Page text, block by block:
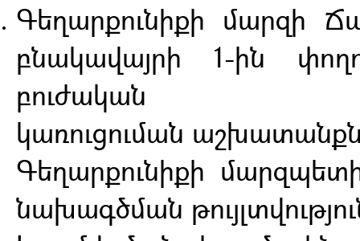
Գեղարքունիքի մարզի
բնակավայրի 1-ին
բուժական
կառուցուման
Գեղարքունիքի
նախագծման